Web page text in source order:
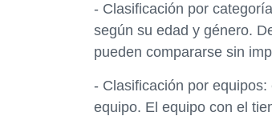
- Clasificación por
según su edad y género.
pueden compararse sin
- Clasificación por
equipo. El equipo con el